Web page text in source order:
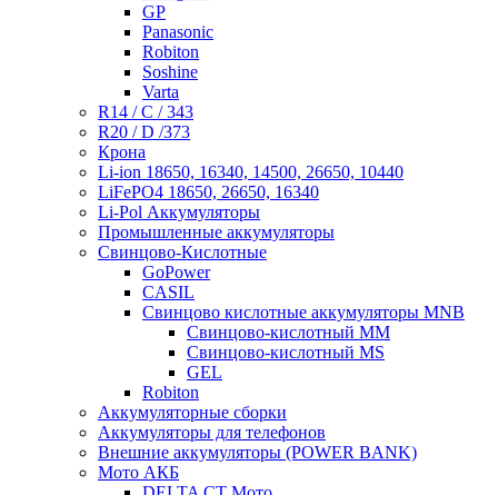
GP
Panasonic
Robiton
Soshine
Varta
R14 / C / 343
R20 / D /373
Крона
Li-ion 18650, 16340, 14500, 26650, 10440
LiFePO4 18650, 26650, 16340
Li-Pol Аккумуляторы
Промышленные аккумуляторы
Свинцово-Кислотные
GoPower
CASIL
Свинцово кислотные аккумуляторы MNB
Cвинцово-кислотный MM
Cвинцово-кислотный MS
GEL
Robiton
Аккумуляторные сборки
Аккумуляторы для телефонов
Внешние аккумуляторы (POWER BANK)
Мото АКБ